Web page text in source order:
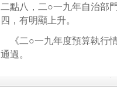
二點八，二○一九年自治部
四，有明顯上升。
《二○一九年度預算執行
通過。